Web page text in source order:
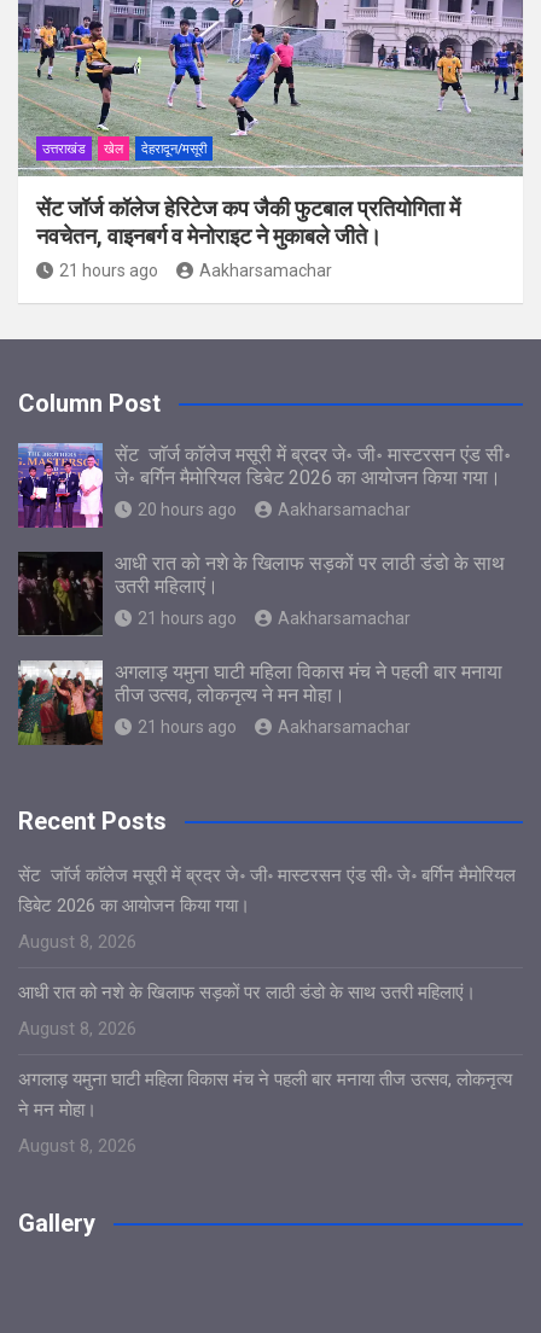
उत्तराखंड खेल देहरादून/मसूरी
सेंट जॉर्ज कॉलेज हेरिटेज कप जैकी फुटबाल प्रतियोगिता में
नवचेतन, वाइनबर्ग व मेनोराइट ने मुकाबले जीते।
21 hours ago Aakharsamachar
Column Post
सेंट जाॅर्ज काॅलेज मसूरी में ब्रदर जे॰ जी॰ मास्टरसन एंड सी॰
जे॰ बर्गिन मैमोरियल डिबेट 2026 का आयोजन किया गया।
20 hours ago Aakharsamachar
आधी रात को नशे के खिलाफ सड़कों पर लाठी डंडो के साथ
उतरी महिलाएं।
21 hours ago Aakharsamachar
अगलाड़ यमुना घाटी महिला विकास मंच ने पहली बार मनाया
तीज उत्सव, लोकनृत्य ने मन मोहा।
21 hours ago Aakharsamachar
Recent Posts
सेंट जाॅर्ज काॅलेज मसूरी में ब्रदर जे॰ जी॰ मास्टरसन एंड सी॰ जे॰ बर्गिन मैमोरियल
डिबेट 2026 का आयोजन किया गया।
August 8, 2026
आधी रात को नशे के खिलाफ सड़कों पर लाठी डंडो के साथ उतरी महिलाएं।
August 8, 2026
अगलाड़ यमुना घाटी महिला विकास मंच ने पहली बार मनाया तीज उत्सव, लोकनृत्य
ने मन मोहा।
August 8, 2026
Gallery